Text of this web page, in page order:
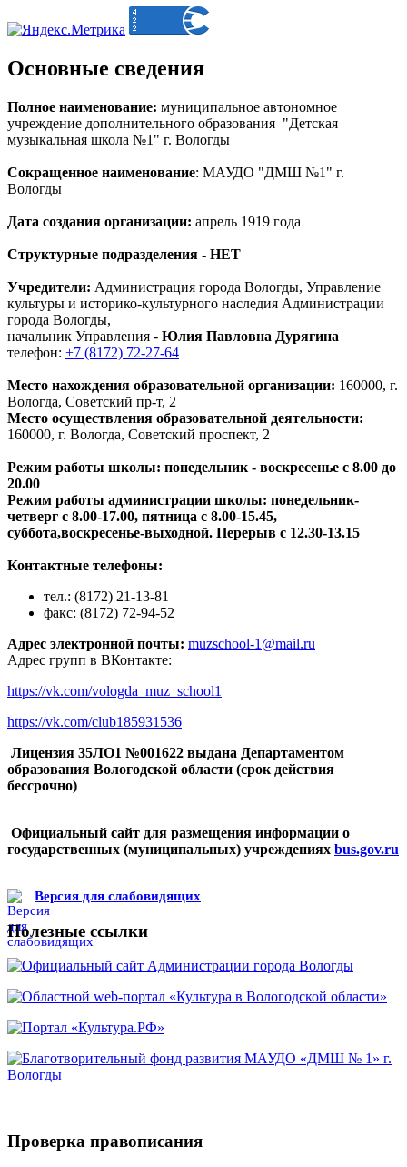
Основные сведения
Полное наименование: муниципальное автономное
учреждение дополнительного образования "Детская
музыкальная школа №1" г. Вологды
Сокращенное наименование: МАУДО "ДМШ №1" г.
Вологды
Дата создания организации: апрель 1919 года
Структурные подразделения - НЕТ
Учредители: Администрация города Вологды, Управление
культуры и историко-культурного наследия Администрации
города Вологды,
начальник Управления - Юлия Павловна Дурягина
телефон: +7 (8172) 72-27-64
Место нахождения образовательной организации: 160000, г.
Вологда, Советский пр-т, 2
Место осуществления образовательной деятельности:
160000, г. Вологда, Советский проспект, 2
Режим работы школы: понедельник - воскресенье с 8.00 до
20.00
Режим работы администрации школы: понедельник-
четверг с 8.00-17.00, пятница с 8.00-15.45,
суббота,воскресенье-выходной. Перерыв с 12.30-13.15
Контактные телефоны:
тел.: (8172) 21-13-81
факс: (8172) 72-94-52
Адрес электронной почты: muzschool-1@mail.ru
Адрес групп в ВКонтакте:
https://vk.com/vologda_muz_school1
https://vk.com/club185931536
Лицензия 35ЛО1 №001622 выдана Департаментом
образования Вологодской области (срок действия
бессрочно)
Официальный сайт для размещения информации о
государственных (муниципальных) учреждениях bus.gov.ru
Версия для слабовидящих
Полезные ссылки
Проверка правописания